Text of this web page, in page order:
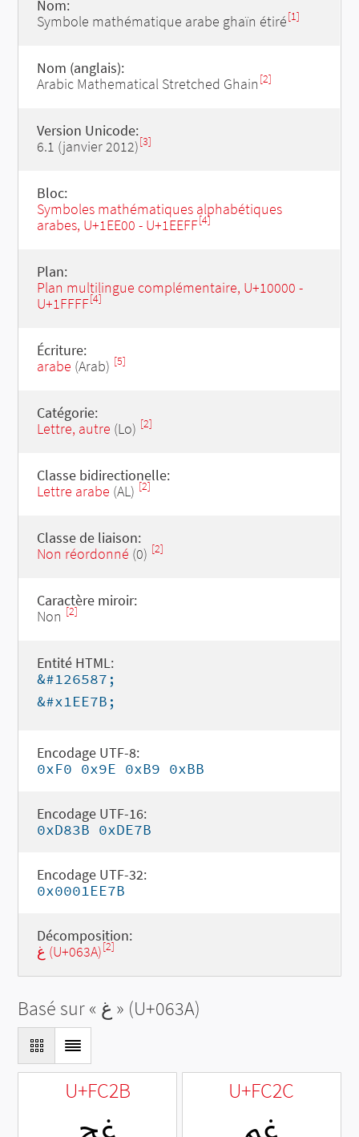
Nom:
Symbole mathématique arabe ghaïn étiré[1]
Nom (anglais):
Arabic Mathematical Stretched Ghain [2]
Version Unicode:
6.1 (janvier 2012)[3]
Bloc:
Symboles mathématiques alphabétiques
arabes, U+1EE00 - U+1EEFF[4]
Plan:
Plan multilingue complémentaire, U+10000 -
U+1FFFF[4]
Écriture:
arabe (Arab) [5]
Catégorie:
Lettre, autre (Lo) [2]
Classe bidirectionelle:
Lettre arabe (AL) [2]
Classe de liaison:
Non réordonné (0) [2]
Caractère miroir:
Non [2]
Entité HTML:
&#126587;
&#x1EE7B;
Encodage UTF-8:
0xF0 0x9E 0xB9 0xBB
Encodage UTF-16:
0xD83B 0xDE7B
Encodage UTF-32:
0x0001EE7B
Décomposition:
غ (U+063A)[2]
Basé sur « غ » (U+063A)
U+FC2B
ﰫ
U+FC2C
ﰬ